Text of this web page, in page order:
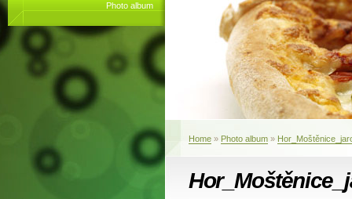
Photo album
Home » Photo album »